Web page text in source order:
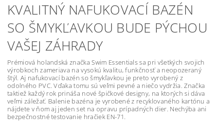
KVALITNÝ NAFUKOVACÍ BAZÉN
SO ŠMYKĽAVKOU BUDE PÝCHOU
VAŠEJ ZÁHRADY
Prémiová holandská značka Swim Essentials sa pri všetkých svojich
výrobkoch zameriava na vysokú kvalitu, funkčnosť a neopozeraný
štýl. Aj nafukovací bazén so šmykľavkou je preto vyrobený z
odolného PVC. Vďaka tomu sú veľmi pevné a niečo vydržia. Značka
taktiež každý rok prináša nové špičkové designy, na ktorých si dáva
veľmi záležať. Balenie bazéna je vyrobené z recyklovaného kartónu a
nájdete v ňom aj jeden set na opravu prípadných dier. Nechýba ani
bezpečnostné testovanie hračiek EN-71.